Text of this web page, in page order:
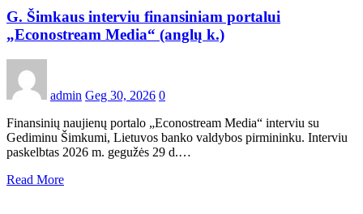
G. Šimkaus interviu finansiniam portalui
„Econostream Media“ (anglų k.)
admin Geg 30, 2026 0
Finansinių naujienų portalo „Econostream Media“ interviu su
Gediminu Šimkumi, Lietuvos banko valdybos pirmininku. Interviu
paskelbtas 2026 m. gegužės 29 d.…
Read More